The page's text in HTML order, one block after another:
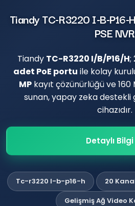
Tiandy TC-R3220 I-B-P16-
PSE NVR
Tiandy TC-R3220 I/B/P16/H;
adet PoE portu ile kolay
MPkayıt çözünürlüğü ve
sunan, yapay zeka destekli
cihazıdır.
Detaylı
Tc-r3220 I-b-p16-h 20
Gelişmiş Ağ Video